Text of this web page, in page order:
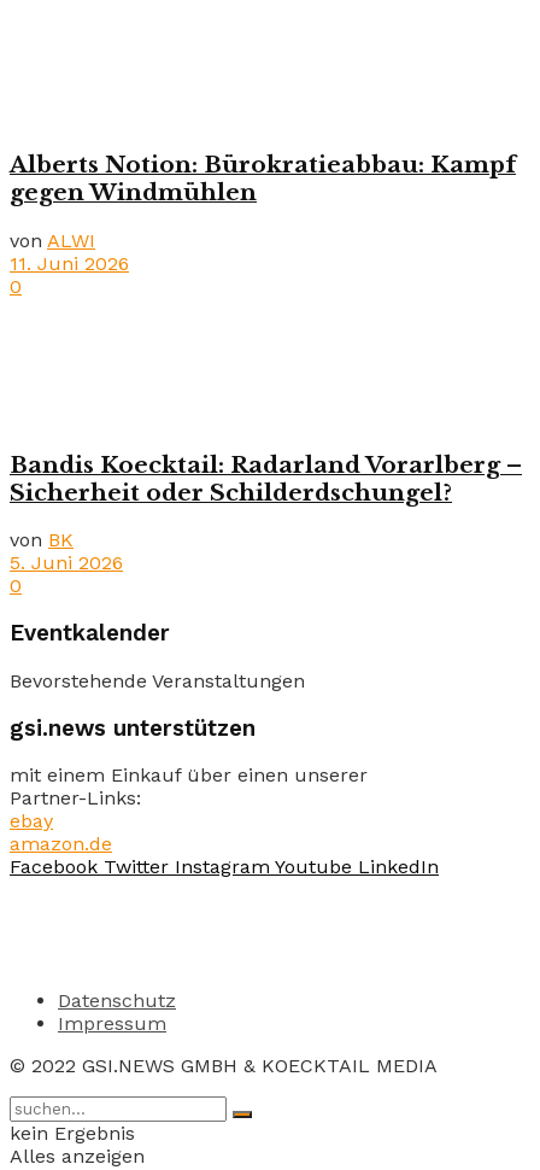
Alberts Notion: Bürokratieabbau: Kampf
gegen Windmühlen
von ALWI
11. Juni 2026
0
Bandis Koecktail: Radarland Vorarlberg –
Sicherheit oder Schilderdschungel?
von BK
5. Juni 2026
0
Eventkalender
Bevorstehende Veranstaltungen
gsi.news unterstützen
mit einem Einkauf über einen unserer
Partner-Links:
ebay
amazon.de
Facebook Twitter Instagram Youtube LinkedIn
Datenschutz
Impressum
© 2022 GSI.NEWS GMBH & KOECKTAIL MEDIA
kein Ergebnis
Alles anzeigen